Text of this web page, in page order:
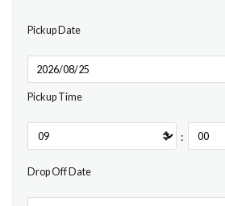
Pickup Date
Pickup Time
:
Drop Off Date